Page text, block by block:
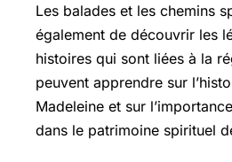
Les balades et les chemins
également de découvrir les
histoires qui sont liées à la
peuvent apprendre sur
Madeleine et sur
dans le patrimoine spirituel